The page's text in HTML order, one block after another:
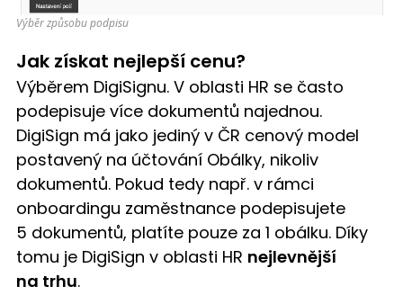
Výběr způsobu podpisu
Jak získat nejlepší cenu?
Výběrem DigiSignu. V oblasti HR se často
podepisuje více dokumentů najednou.
DigiSign má jako jediný v ČR cenový model
postavený na účtování Obálky, nikoliv
dokumentů. Pokud tedy např. v rámci
onboardingu zaměstnance podepisujete
5 dokumentů, platíte pouze za 1 obálku. Díky
tomu je DigiSign v oblasti HR nejlevnější
na trhu.